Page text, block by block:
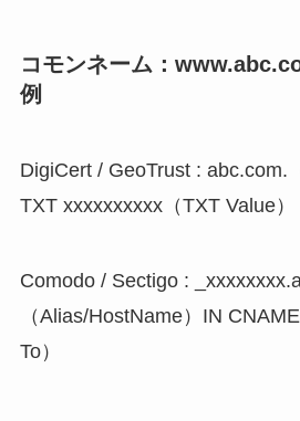
コモンネーム：
例
DigiCert / GeoTrust : abc.com.
TXT xxxxxxxxxx（TXT Value）
Comodo / Sectigo :
（Alias/HostName）IN
To）